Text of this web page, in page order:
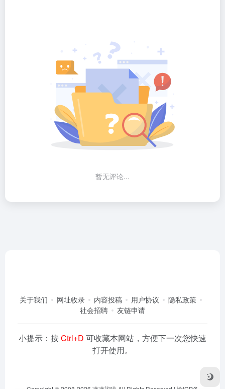
暂无评论...
关于我们 网址收录 内容投稿 用户协议
隐私政策
社会招聘
友链申请
小提示：按Ctrl+D 可收藏本网站，方便下一次您快速
打开使用。